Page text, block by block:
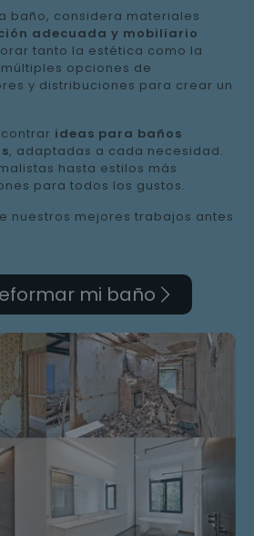
baño, considera materiales
adecuada y mobiliario
tanto la estética como la
opciones de
y distribuciones para crear un
ideas para baños
, adaptadas a cada necesidad.
hasta estilos más
para todos los gustos.
nuestros mejores trabajos antes
mi baño